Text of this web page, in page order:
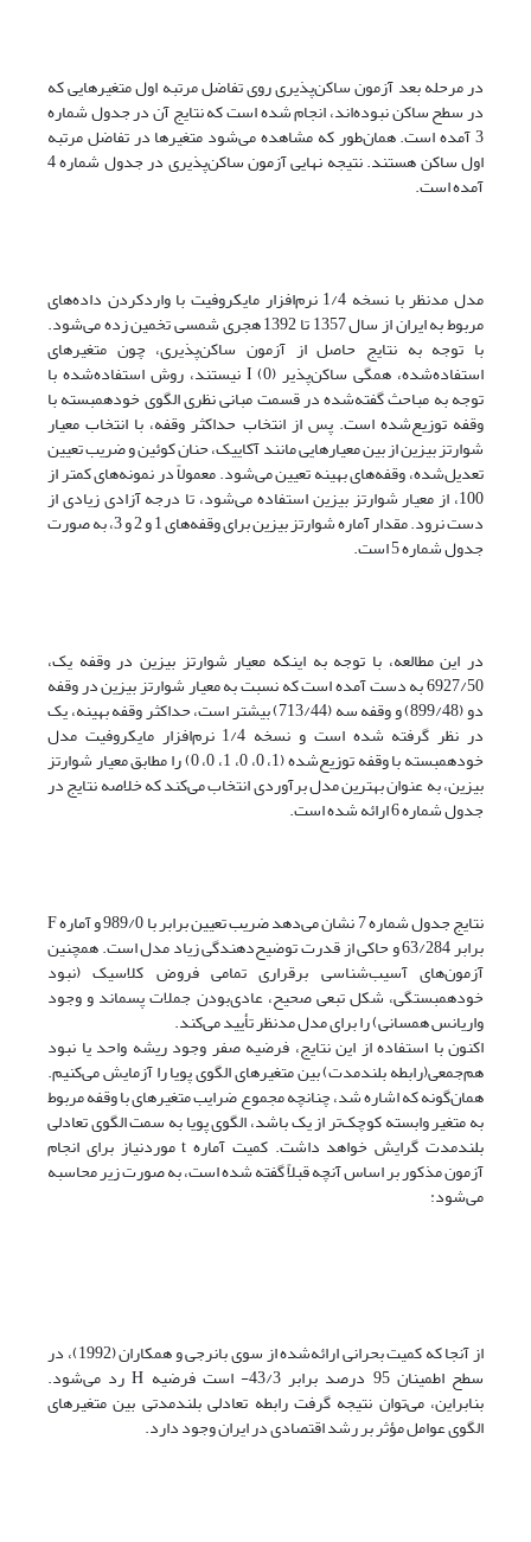
در مرحله بعد آزمون ساکن‌پذیری روی تفاضل مرتبه اول متغیرهایی که
در سطح ساکن نبوده‌اند، انجام شده است که نتایج آن در جدول شماره
3 آمده است. همان‌طور که مشاهده می‌شود متغیرها در تفاضل مرتبه
اول ساکن هستند. نتیجه نهایی آزمون ساکن‌پذیری در جدول شماره 4
آمده است.
مدل مدنظر با نسخه 1/4 نرم‌افزار مایکروفیت با واردکردن داده‌های
مربوط به ایران از سال 1357 تا 1392 هجری شمسی تخمین زده می‌شود.
با توجه به نتایج حاصل از آزمون ساکن‌پذیری، چون متغیرهای
استفاده‌شده، همگی ساکن‌پذیر I (0) نیستند، روش استفاده‌شده با
توجه به مباحث گفته‌شده در قسمت مبانی نظری الگوی خود‌همبسته با
وقفه توزیع‌شده است. پس از انتخاب حداکثر وقفه، با انتخاب معیار
شوارتز بیزین از بین معیارهایی مانند آکاییک، حنان کوئین و ضریب تعیین
تعدیل‌شده، وقفه‌های بهینه تعیین می‌شود. معمولاً در نمونه‌های کمتر از
100، از معیار شوارتز بیزین استفاده می‌شود، تا درجه آزادی زیادی از
دست نرود. مقدار آماره شوارتز بیزین برای وقفه‌های 1 و 2 و 3، به صورت
جدول شماره 5 است.
در این مطالعه، با توجه به اینکه معیار شوارتز بیزین در وقفه یک،
6927/50 به دست آمده است که نسبت به معیار شوارتز بیزین در وقفه
دو (899/48) و وقفه سه (713/44) بیشتر است، حداکثر وقفه بهینه، یک
در نظر گرفته شده است و نسخه 1/4 نرم‌افزار مایکروفیت مدل
خود‌همبسته با وقفه توزیع‌شده (1، 0، 0، 1، 0، 0) را مطابق معیار شوارتز
بیزین، به عنوان بهترین مدل برآوردی انتخاب می‌کند که خلاصه نتایج در
جدول شماره 6 ارائه شده است.
نتایج جدول شماره 7 نشان می‌دهد ضریب تعیین برابر با 989/0 و آماره F
برابر 63/284 و حاکی از قدرت توضیح‌دهندگی زیاد مدل است. همچنین
آزمون‌های آسیب‌شناسی برقراری تمامی فروض کلاسیک (نبود
خود‌همبستگی، شکل تبعی صحیح، عادی‌بودن جملات پسماند و وجود
واریانس همسانی) را برای مدل مدنظر تأیید می‌کند.
اکنون با استفاده از این نتایج، فرضیه صفر وجود ریشه واحد یا نبود
هم‌جمعی(رابطه بلند‌مدت) بین متغیرهای الگوی پویا را آزمایش می‌کنیم.
همان‌گونه که اشاره شد، چنانچه مجموع ضرایب متغیرهای با وقفه مربوط
به متغیر وابسته کوچک‌تر از یک باشد، الگوی پویا به سمت الگوی تعادلی
بلند‌مدت گرایش خواهد داشت. کمیت آماره t مورد‌نیاز برای انجام
آزمون مذکور بر اساس آنچه قبلاً گفته شده است، به صورت زیر محاسبه
می‌شود:
از آنجا که کمیت بحرانی ارائه‌شده از سوی بانرجی و همکاران (1992)، در
سطح اطمینان 95 درصد برابر 43/3- است فرضیه H رد می‌شود.
بنابراین، می‌توان نتیجه گرفت رابطه تعادلی بلندمدتی بین متغیرهای
الگوی عوامل مؤثر بر رشد اقتصادی در ایران وجود دارد.